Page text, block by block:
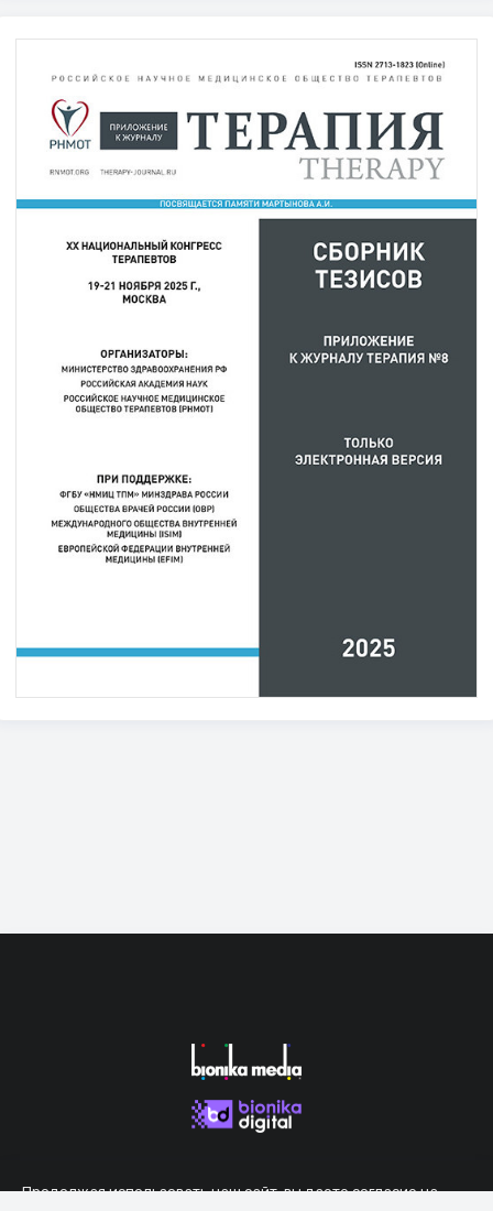
Продолжая использовать наш сайт, вы даете согласие на